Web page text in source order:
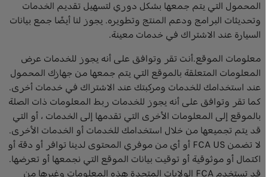
المحمول التي يتم جمعها بشكل دوري لتسهيل تقديم الخدمات
وتحديثات البرامج ودعم المنتج وتطويره. يجوز لنا أيضًا جمع بيانات
السيارة عند الاشتراك في خدمات معينة.
معلومات الموقع.أنت تقر وتوافق على أنه يجوز للخدمات عرض
المعلومات المتعلقة بالموقع التي يتم جمعها من جهازك المحمول
عند استخدامك للخدمات ومركبتك عند الاشتراك في خدمات أخرى.
كما تقر وتوافق على أنه يجوز للخدمات ربط المعلومات ذات الصلة
بالموقع إلى المعلومات الأخرى التي تقدمها إلى الخدمات ، أو التي
قد يتم تجميعها من خلال استخدامك للخدمات أو الخدمات الأخرى.
لا تضمن FCA US أو أي من موفري المحتوى لدينا توافر أو دقة أو
اكتمال أو موثوقية أو توقيت بيانات الموقع التي نجمعها أو تعرضها.
قد تستخدم FCA الولايات المتحدة هذه المعلومات وغيرها من